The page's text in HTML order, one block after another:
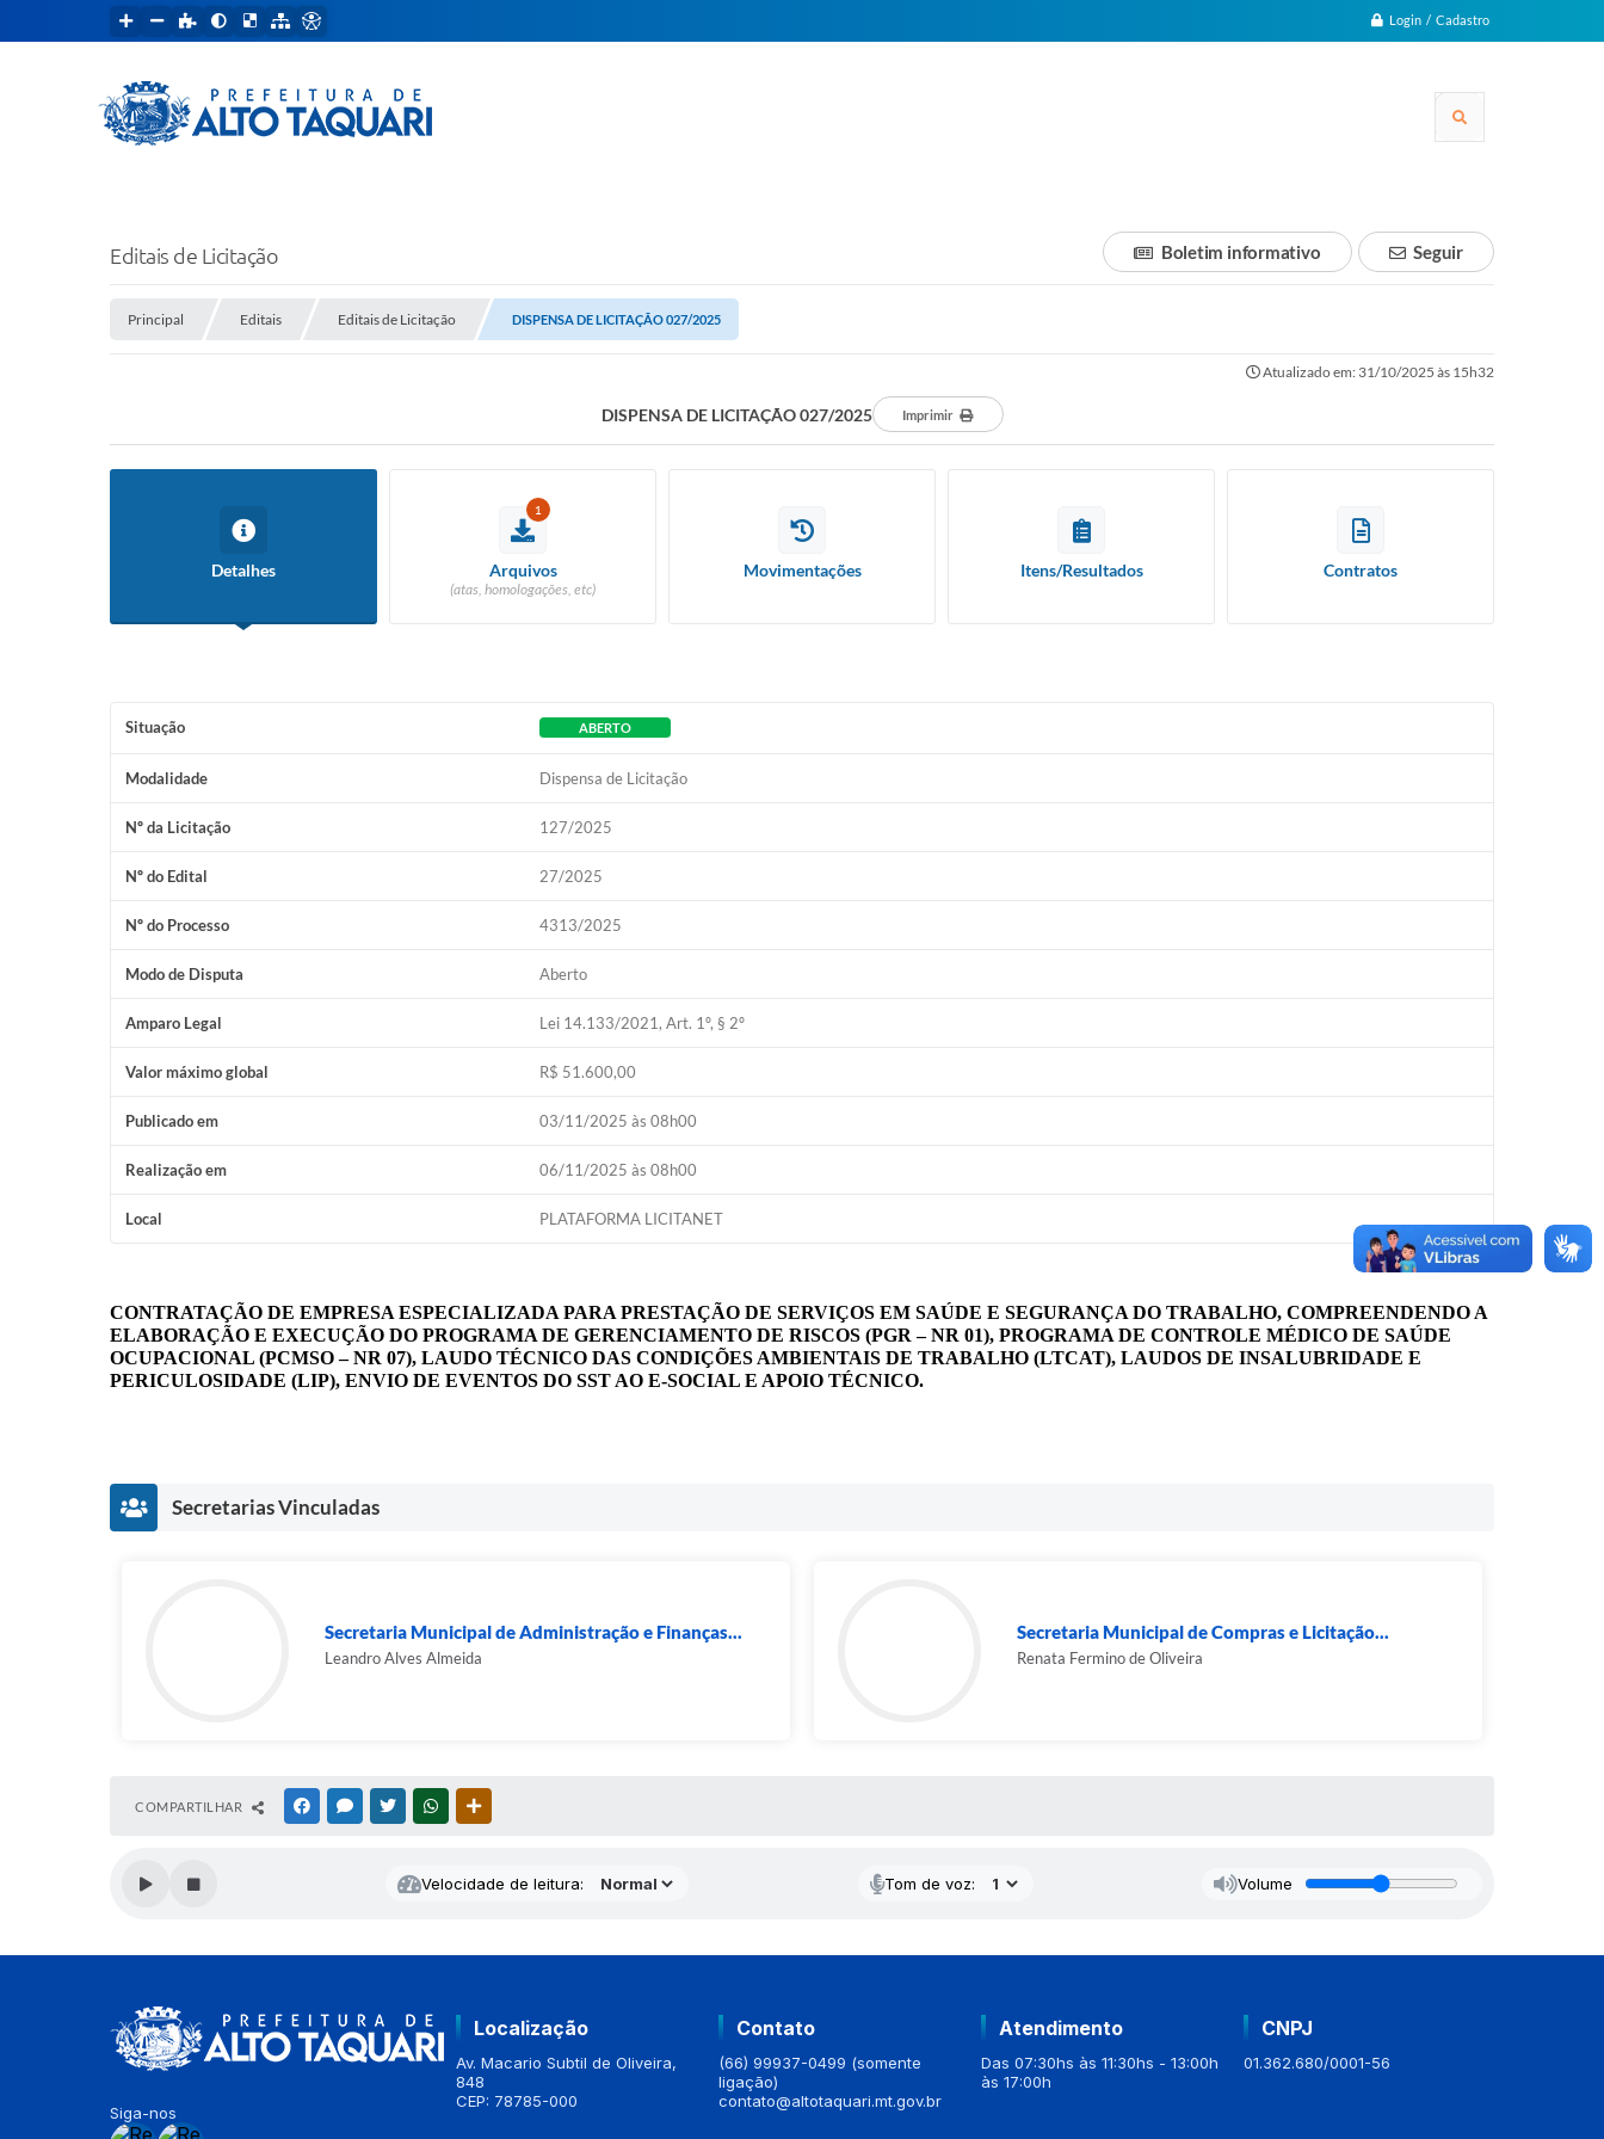
Login / Cadastro
Editais de Licitação Seguir
Boletim informativo
Principal Editais Editais de Licitação DISPENSA DE LICITAÇÃO 027/2025
Atualizado em: 31/10/2025 às 15h32
DISPENSA DE LICITAÇÃO 027/2025 Imprimir
Detalhes
1
Arquivos
(atas, homologações, etc)
Movimentações Itens/Resultados Contratos
Situação ABERTO
Modalidade Dispensa de Licitação
Nº da Licitação 127/2025
Nº do Edital 27/2025
Nº do Processo 4313/2025
Modo de Disputa Aberto
Amparo Legal Lei 14.133/2021, Art. 1º, § 2º
Valor máximo global R$ 51.600,00
Publicado em 03/11/2025 às 08h00
Realização em 06/11/2025 às 08h00
Local PLATAFORMA LICITANET
CONTRATAÇÃO DE EMPRESA ESPECIALIZADA PARA PRESTAÇÃO DE SERVIÇOS EM SAÚDE E SEGURANÇA DO TRABALHO, COMPREENDENDO A
ELABORAÇÃO E EXECUÇÃO DO PROGRAMA DE GERENCIAMENTO DE RISCOS (PGR – NR 01), PROGRAMA DE CONTROLE MÉDICO DE SAÚDE
OCUPACIONAL (PCMSO – NR 07), LAUDO TÉCNICO DAS CONDIÇÕES AMBIENTAIS DE TRABALHO (LTCAT), LAUDOS DE INSALUBRIDADE E
PERICULOSIDADE (LIP), ENVIO DE EVENTOS DO SST AO E-SOCIAL E APOIO TÉCNICO.
Secretarias Vinculadas
Secretaria Municipal de Administração e Finanças...
Leandro Alves Almeida
Secretaria Municipal de Compras e Licitação...
Renata Fermino de Oliveira
COMPARTILHAR FACEBOOKMESSENGER
TWITTERWHATSAPP
Velocidade de leitura: Tom de voz: Volume
Siga-nos
Localização
Av. Macario Subtil de Oliveira,
848
CEP: 78785-000
Contato
(66) 99937-0499 (somente
ligação)
contato@altotaquari.mt.gov.br
Atendimento
Das 07:30hs às 11:30hs - 13:00h
às 17:00h
CNPJ
01.362.680/0001-56